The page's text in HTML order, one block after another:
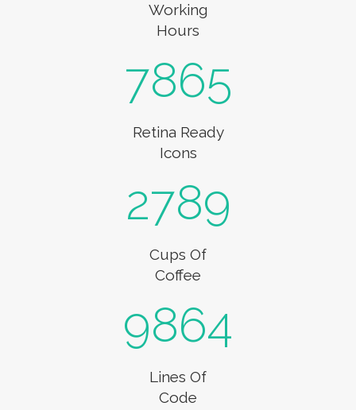
Working
Hours
7865
Retina Ready
Icons
2789
Cups Of
Coffee
9864
Lines Of
Code